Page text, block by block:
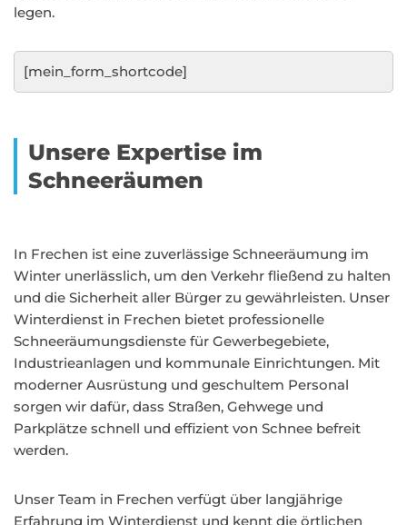
legen.
[mein_form_shortcode]
Unsere Expertise im
Schneeräumen
In Frechen ist eine zuverlässige Schneeräumung im
Winter unerlässlich, um den Verkehr fließend zu halten
und die Sicherheit aller Bürger zu gewährleisten. Unser
Winterdienst in Frechen bietet professionelle
Schneeräumungsdienste für Gewerbegebiete,
Industrieanlagen und kommunale Einrichtungen. Mit
moderner Ausrüstung und geschultem Personal
sorgen wir dafür, dass Straßen, Gehwege und
Parkplätze schnell und effizient von Schnee befreit
werden.
Unser Team in Frechen verfügt über langjährige
Erfahrung im Winterdienst und kennt die örtlichen